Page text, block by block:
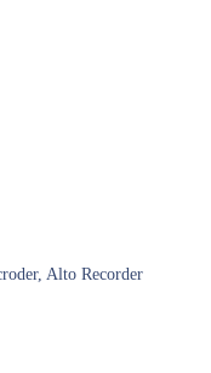
Alto Recorder